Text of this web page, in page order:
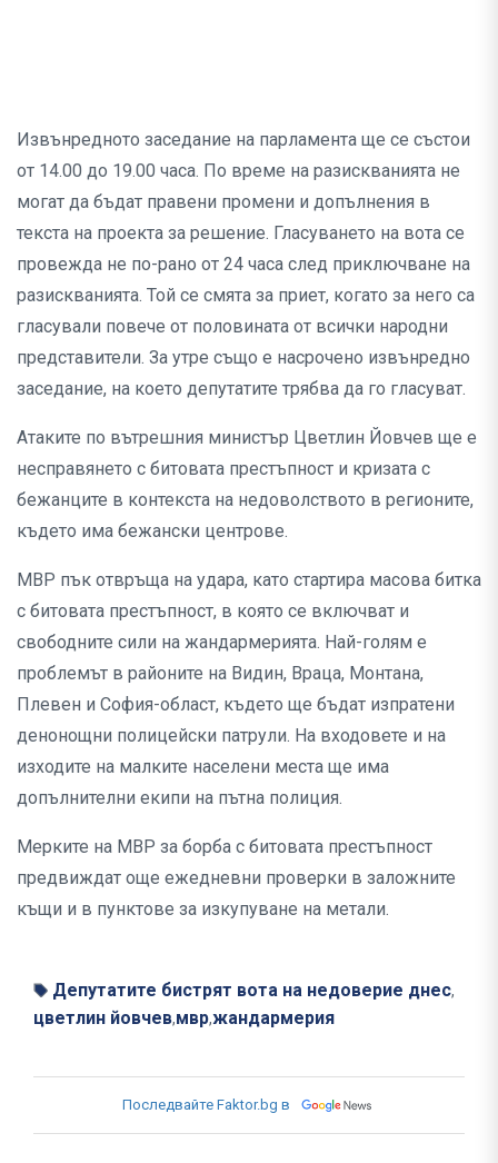
Извънредното заседание на парламента ще се състои
от 14.00 до 19.00 часа. По време на разискванията не
могат да бъдат правени промени и допълнения в
текста на проекта за решение. Гласуването на вота се
провежда не по-рано от 24 часа след приключване на
разискванията. Той се смята за приет, когато за него са
гласували повече от половината от всички народни
представители. За утре също е насрочено извънредно
заседание, на което депутатите трябва да го гласуват.
Атаките по вътрешния министър Цветлин Йовчев ще е
несправянето с битовата престъпност и кризата с
бежанците в контекста на недоволството в регионите,
където има бежански центрове.
МВР пък отвръща на удара, като стартира масова битка
с битовата престъпност, в която се включват и
свободните сили на жандармерията. Най-голям е
проблемът в районите на Видин, Враца, Монтана,
Плевен и София-област, където ще бъдат изпратени
денонощни полицейски патрули. На входовете и на
изходите на малките населени места ще има
допълнителни екипи на пътна полиция.
Мерките на МВР за борба с битовата престъпност
предвиждат още ежедневни проверки в заложните
къщи и в пунктове за изкупуване на метали.
Депутатите бистрят вота на недоверие днес,
цветлин йовчев,мвр,жандармерия
Последвайте Faktor.bg в